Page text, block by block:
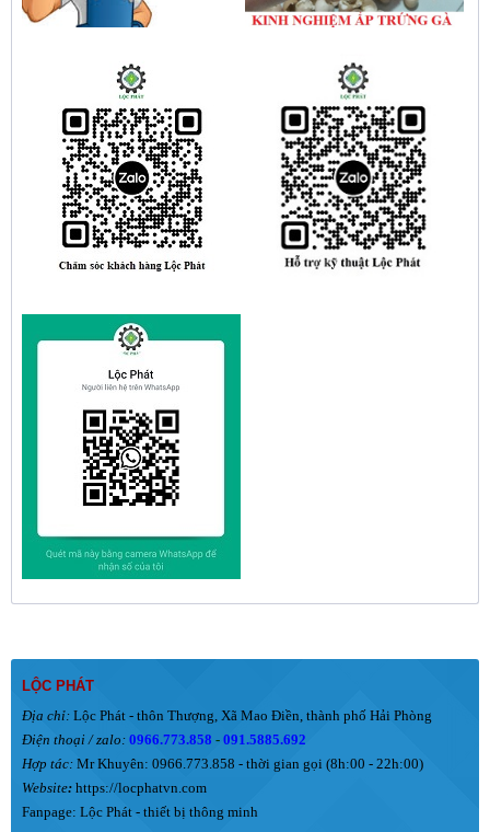
LỘC PHÁT
Địa chỉ: Lộc Phát - thôn Thượng, Xã Mao Điền, thành phố Hải Phòng
Điện thoại / zalo: 0966.773.858 - 091.5885.692
Hợp tác: Mr Khuyên: 0966.773.858 - thời gian gọi (8h:00 - 22h:00)
Website: https://locphatvn.com
Fanpage: Lộc Phát - thiết bị thông minh